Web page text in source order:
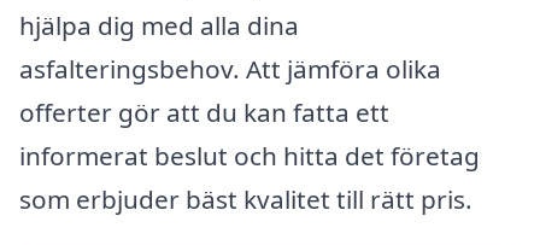
hjälpa dig med alla dina
asfalteringsbehov. Att jämföra olika
offerter gör att du kan fatta ett
informerat beslut och hitta det företag
som erbjuder bäst kvalitet till rätt pris.